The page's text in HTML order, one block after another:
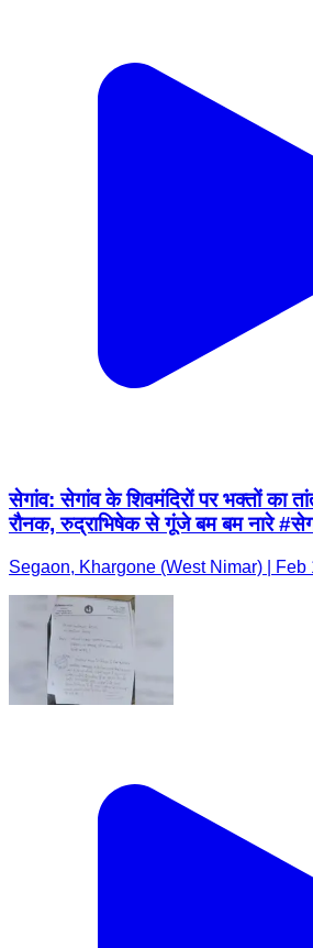
सेगांव: सेगांव के शिवमंदिरों पर भक्तों का
रौनक, रुद्राभिषेक से गूंजे बम बम नारे
Segaon, Khargone (West Nimar) | Feb